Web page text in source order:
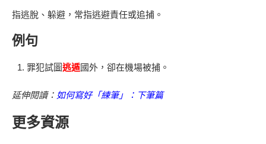
指逃脫、躲避，常指逃避責任或追捕。
例句
罪犯試圖逃遁國外，卻在機場被捕。
延伸閱讀： 如何寫好「練筆」：下筆篇
更多資源